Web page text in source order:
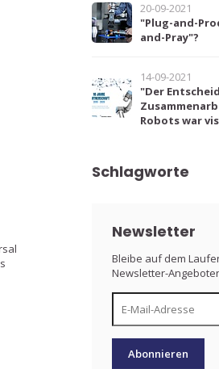
20-09-2021
"Plug-and-
and-Pray"?
14-09-2021
"Der
Robots war
Schlagworte
Newsletter
Bleibe auf dem
Newsletter-
Abonnieren